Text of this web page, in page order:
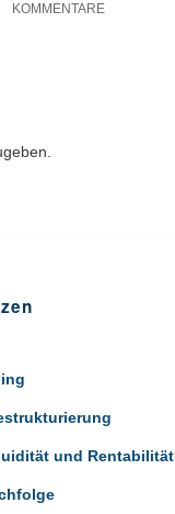
KOMMENTARE
und Rentabilität